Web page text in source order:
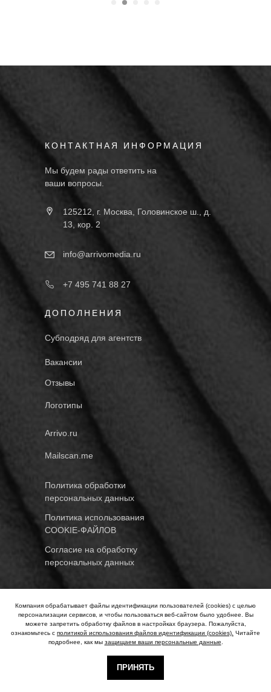
Компания обрабатывает файлы идентификации пользователей (cookies) с целью
персонализации сервисов, и чтобы пользоваться веб-сайтом было удобнее. Вы
можете запретить обработку файлов в настройках браузера. Пожалуйста,
ознакомьтесь с политикой использования файлов идентификации (cookies). Читайте
подробнее, как мы защищаем ваши персональные данные.
ПРИНЯТЬ
arrivomedia
КОНТАКТНАЯ ИНФОРМАЦИЯ
Мы будем рады ответить на
125212, г. Москва, Головинское ш., д.
13, кор. 2
info@arrivomedia.ru
+7 495 741 88 27
ДОПОЛНЕНИЯ
Субподряд для агентств
Вакансии
Логотипы
Отзывы
Arrivo.ru
Mailscan.me
rights reserved.
Политика обработки
Согласие на обработку
Политика использования
COOKIE-ФАЙЛОВ